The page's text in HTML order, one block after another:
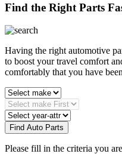
Find the Right Parts
Having the right automotive
to boost your travel comfort
comfortably that you have
Find Auto Parts
Please fill in the criteria you